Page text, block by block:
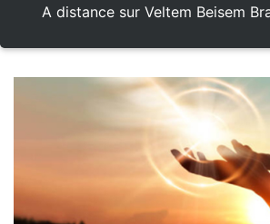
A distance sur Veltem Beisem